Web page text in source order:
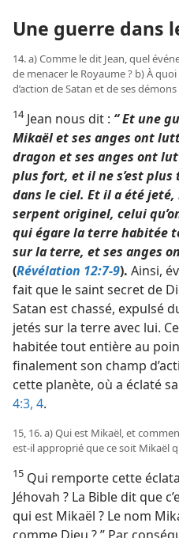
Une guerre dans
14. a) Comme le dit Jean, quel
de menacer le Royaume ? b) À
d’action de Satan et de ses démons
14Jean nous dit : “ Et une
Mikaël et ses anges ont
dragon et ses anges ont
plus fort, et il ne s’est
dans le ciel. Et il a été
serpent originel, celui
qui égare la terre habitée
sur la terre, et ses anges
(Révélation 12:7-9). Ainsi,
fait que le saint secret de
Satan est chassé, expulsé
jetés sur la terre avec lui.
habitée tout entière au
finalement son champ
cette planète, où a éclaté
4:3, 4.
15, 16. a) Qui est Mikaël, et
est-​il approprié que ce soit Mikaël
15 Qui remporte cette
Jéhovah ? La Bible dit que
qui est Mikaël ? Le nom
comme Dieu ? ” Par